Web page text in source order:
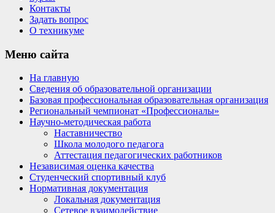
Контакты
Задать вопрос
О техникуме
Меню сайта
На главную
Сведения об образовательной организации
Базовая профессиональная образовательная организация
Региональный чемпионат «Профессионалы»
Научно-методическая работа
Наставничество
Школа молодого педагога
Аттестация педагогических работников
Независимая оценка качества
Студенческий спортивный клуб
Нормативная документация
Локальная документация
Сетевое взаимодействие